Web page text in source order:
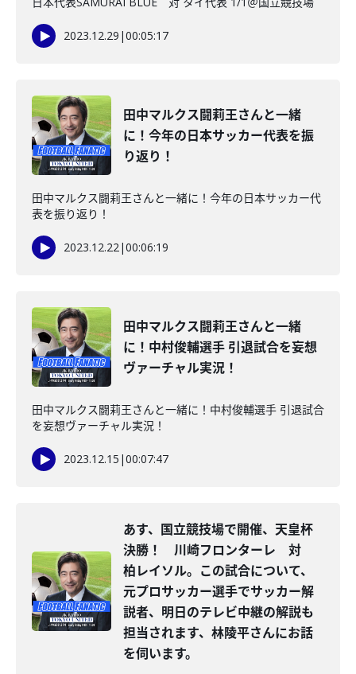
2023.12.29 |00:05:17
田中マルクス闘莉王さんと一緒
に！今年の日本サッカー代表を振
り返り！
田中マルクス闘莉王さんと一緒に！今年の日本サッカー代
表を振り返り！
2023.12.22|00:06:19
田中マルクス闘莉王さんと一緒
に！中村俊輔選手 引退試合を妄想
ヴァーチャル実況！
田中マルクス闘莉王さんと一緒に！中村俊輔選手 引退試合
を妄想ヴァーチャル実況！
2023.12.15 |00:07:47
あす、国立競技場で開催、天皇杯
決勝！ 川崎フロンターレ 対
柏レイソル。この試合について、
元プロサッカー選手でサッカー解
説者、明日のテレビ中継の解説も
担当されます、林陵平さんにお話
を伺います。